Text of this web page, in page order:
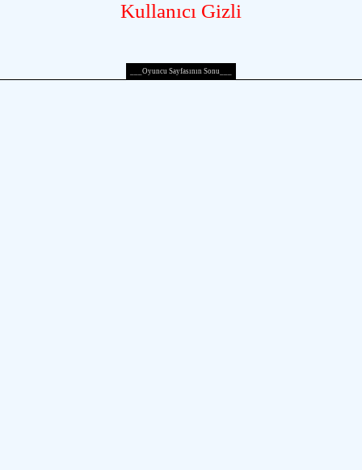
Kullanıcı Gizli
___Oyuncu Sayfasının Sonu___